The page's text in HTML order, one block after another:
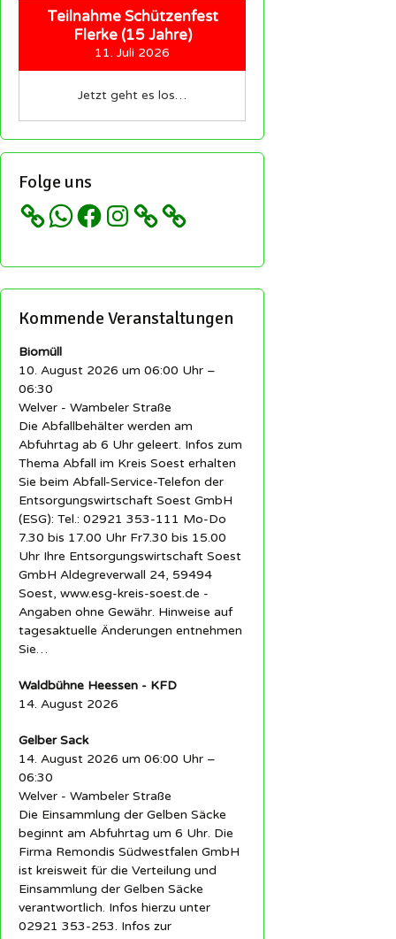
Teilnahme Schützenfest
Flerke (15 Jahre)
11. Juli 2026
Jetzt geht es los…
Folge uns
WhatsApp
FacebookInstagram
Kommende Veranstaltungen
Biomüll
10. August 2026 um 06:00 Uhr –
06:30
Welver - Wambeler Straße
Die Abfallbehälter werden am
Abfuhrtag ab 6 Uhr geleert. Infos zum
Thema Abfall im Kreis Soest erhalten
Sie beim Abfall-Service-Telefon der
Entsorgungswirtschaft Soest GmbH
(ESG): Tel.: 02921 353-111 Mo-Do
7.30 bis 17.00 Uhr Fr7.30 bis 15.00
Uhr Ihre Entsorgungswirtschaft Soest
GmbH Aldegreverwall 24, 59494
Soest, www.esg-kreis-soest.de -
Angaben ohne Gewähr. Hinweise auf
tagesaktuelle Änderungen entnehmen
Sie…
Waldbühne Heessen - KFD
14. August 2026
Gelber Sack
14. August 2026 um 06:00 Uhr –
06:30
Welver - Wambeler Straße
Die Einsammlung der Gelben Säcke
beginnt am Abfuhrtag um 6 Uhr. Die
Firma Remondis Südwestfalen GmbH
ist kreisweit für die Verteilung und
Einsammlung der Gelben Säcke
verantwortlich. Infos hierzu unter
02921 353-253. Infos zur